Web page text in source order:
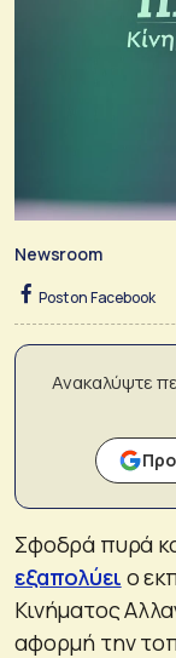
Newsroom
Post on Facebook
Ανακαλύψτε
Σφοδρά πυρά
εξαπολύει ο
Κινήματος
αφορμή την